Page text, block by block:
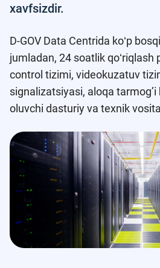
xavfsizdir.
D-GOV Data Centrida koʻp
jumladan, 24 soatlik qoʻriqlash
control tizimi, videokuzatuv
signalizatsiyasi, aloqa
oluvchi dasturiy va texnik